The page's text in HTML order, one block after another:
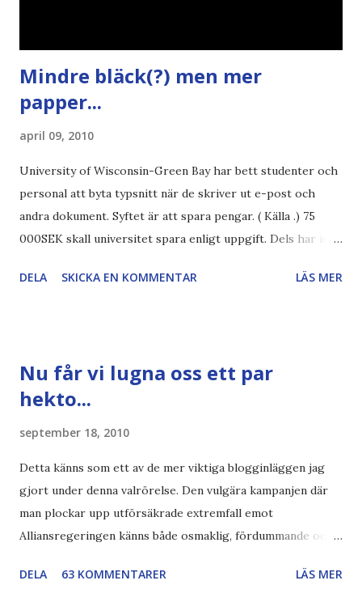
Mindre bläck(?) men mer
papper...
april 09, 2010
University of Wisconsin-Green Bay har bett studenter och
personal att byta typsnitt när de skriver ut e-post och
andra dokument. Syftet är att spara pengar. ( Källa .) 75
000SEK skall universitet spara enligt uppgift. Dels har iofs
"bläck". Dels så undrar jag om de 30% besparingar -
min bloggläsarundersökning Läs även andra bloggares
åsikter om Century Gothic , besparingar , Ecofont ,
DN , Ex
DELA SKICKA EN KOMMENTAR LÄS MER
Nu får vi lugna oss ett par
hekto...
september 18, 2010
Detta känns som ett av de mer viktiga blogginläggen jag
gjort under denna valrörelse. Den vulgära kampanjen där
man plockar upp utförsäkrade extremfall emot
Alliansregeringen känns både osmaklig, fördummande och
Och nej, det handlar absolut inte om att jag negligerar eller
DELA 63 KOMMENTARER LÄS MER